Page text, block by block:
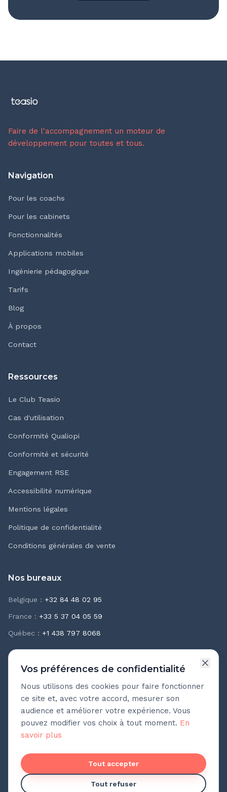
Faire de l'accompagnement un moteur de
développement pour toutes et tous.
Navigation
Pour les coachs
Pour les cabinets
Fonctionnalités
Applications mobiles
Ingénierie pédagogique
Tarifs
Blog
À propos
Contact
Ressources
Le Club Teasio
Cas d'utilisation
Conformité Qualiopi
Conformité et sécurité
Engagement RSE
Accessibilité numérique
Mentions légales
Politique de confidentialité
Conditions générales de vente
Nos bureaux
Belgique : +32 84 48 02 95
France : +33 5 37 04 05 59
Québec : +1 438 797 8068
Newsletter Teasio
Recevez chaque mois nos meilleures pratiques
d'accompagnement.
Adresse e-mail
Pas de spam. Désinscription en un clic.
Vos préférences de confidentialité
Nous utilisons des cookies pour faire fonctionner
ce site et, avec votre accord, mesurer son
audience et améliorer votre expérience. Vous
pouvez modifier vos choix à tout moment. En
savoir plus
Tout accepter
Tout refuser